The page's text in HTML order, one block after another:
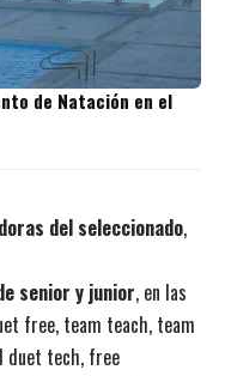
de Natación en el
del seleccionado,
senior y junior, en las
free, team teach, team
duet tech, free